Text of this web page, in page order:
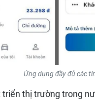
Ứng dụng đầy đủ các
triển thị trường trong